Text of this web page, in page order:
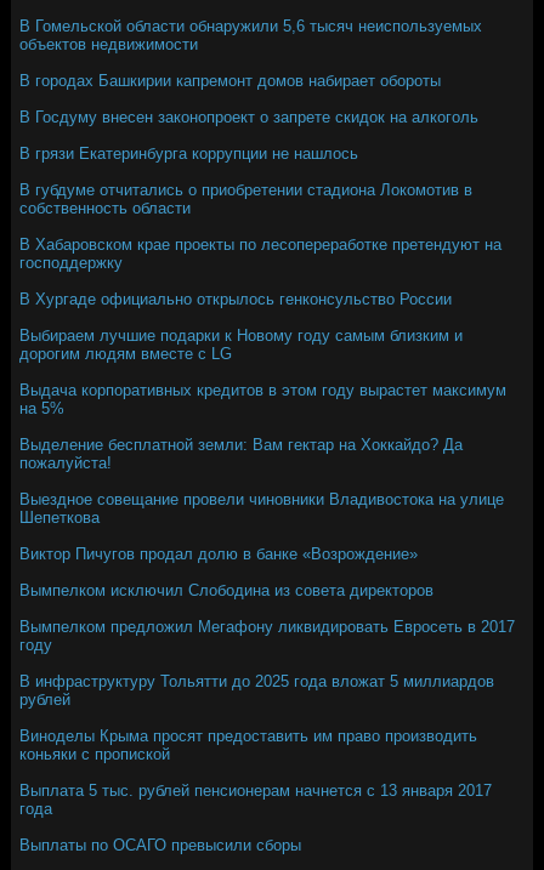
В Гомельской области обнаружили 5,6 тысяч неиспользуемых
объектов недвижимости
В городах Башкирии капремонт домов набирает обороты
В Госдуму внесен законопроект о запрете скидок на алкоголь
В грязи Екатеринбурга коррупции не нашлось
В губдуме отчитались о приобретении стадиона Локомотив в
собственность области
В Хабаровском крае проекты по лесопереработке претендуют на
господдержку
В Хургаде официально открылось генконсульство России
Выбираем лучшие подарки к Новому году самым близким и
дорогим людям вместе с LG
Выдача корпоративных кредитов в этом году вырастет максимум
на 5%
Выделение бесплатной земли: Вам гектар на Хоккайдо? Да
пожалуйста!
Выездное совещание провели чиновники Владивостока на улице
Шепеткова
Виктор Пичугов продал долю в банке «Возрождение»
Вымпелком исключил Слободина из совета директоров
Вымпелком предложил Мегафону ликвидировать Евросеть в 2017
году
В инфраструктуру Тольятти до 2025 года вложат 5 миллиардов
рублей
Виноделы Крыма просят предоставить им право производить
коньяки с пропиской
Выплата 5 тыс. рублей пенсионерам начнется с 13 января 2017
года
Выплаты по ОСАГО превысили сборы